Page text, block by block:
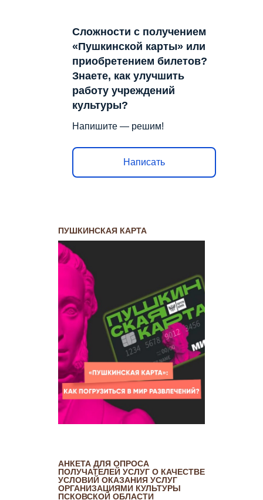
Сложности с получением
«Пушкинской карты» или
приобретением билетов?
Знаете, как улучшить
работу учреждений
культуры?
Напишите — решим!
Написать
ПУШКИНСКАЯ КАРТА
АНКЕТА ДЛЯ ОПРОСА
ПОЛУЧАТЕЛЕЙ УСЛУГ О КАЧЕСТВЕ
УСЛОВИЙ ОКАЗАНИЯ УСЛУГ
ОРГАНИЗАЦИЯМИ КУЛЬТУРЫ
ПСКОВСКОЙ ОБЛАСТИ